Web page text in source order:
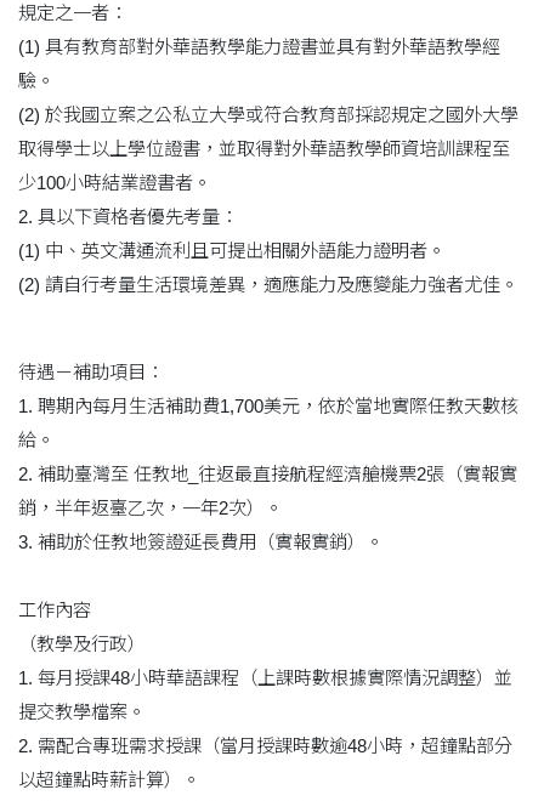
規定之一者：
(1) 具有教育部對外華語教學能力證書並具有對外華語教學經
驗。
(2) 於我國立案之公私立大學或符合教育部採認規定之國外大學
取得學士以上學位證書，並取得對外華語教學師資培訓課程至
少100小時結業證書者。
2. 具以下資格者優先考量：
(1) 中、英文溝通流利且可提出相關外語能力證明者。
(2) 請自行考量生活環境差異，適應能力及應變能力強者尤佳。
待遇－補助項目：
1. 聘期內每月生活補助費1,700美元，依於當地實際任教天數核
給。
2. 補助臺灣至 任教地_往返最直接航程經濟艙機票2張（實報實
銷，半年返臺乙次，一年2次）。
3. 補助於任教地簽證延長費用（實報實銷）。
工作內容
（教學及行政）
1. 每月授課48小時華語課程（上課時數根據實際情況調整）並
提交教學檔案。
2. 需配合專班需求授課（當月授課時數逾48小時，超鐘點部分
以超鐘點時薪計算）。